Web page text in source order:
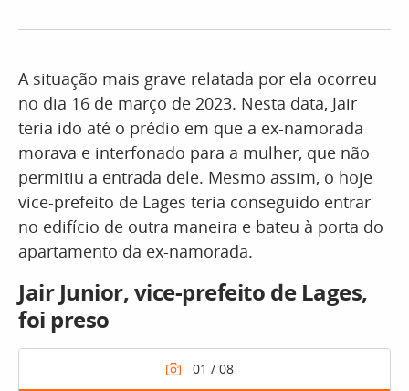
A situação mais grave relatada por ela ocorreu
no dia 16 de março de 2023. Nesta data, Jair
teria ido até o prédio em que a ex-namorada
morava e interfonado para a mulher, que não
permitiu a entrada dele. Mesmo assim, o hoje
vice-prefeito de Lages teria conseguido entrar
no edifício de outra maneira e bateu à porta do
apartamento da ex-namorada.
Jair Junior, vice-prefeito de Lages,
foi preso